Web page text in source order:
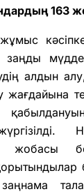
163
алдын
жағдайына
жобасы